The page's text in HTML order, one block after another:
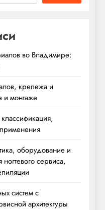
во Владимире:
крепежа и
и монтаже
оборудование и
сервиса,
систем с
архитектуры